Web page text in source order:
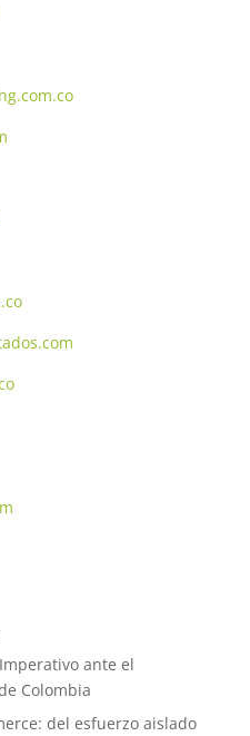
ante el
Colombia
del esfuerzo aislado